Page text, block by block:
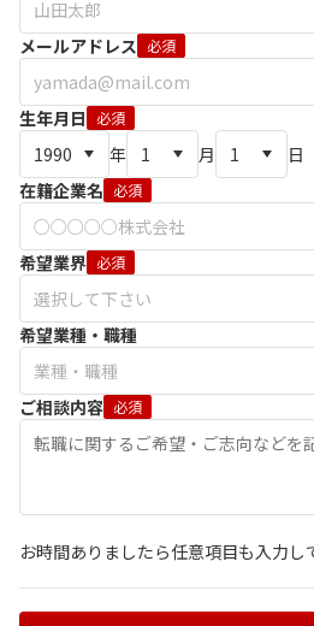
メールアドレス 必須
生年月日 必須
年 月
日
在籍企業名 必須
希望業界 必須
希望業種・職種
ご相談内容 必須
お時間ありましたら任意項目も入力し